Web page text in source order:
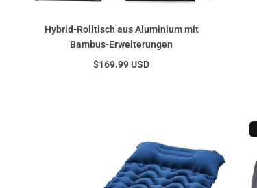
Hybrid-Rolltisch aus Aluminium mit
Bambus-Erweiterungen
$169.99 USD